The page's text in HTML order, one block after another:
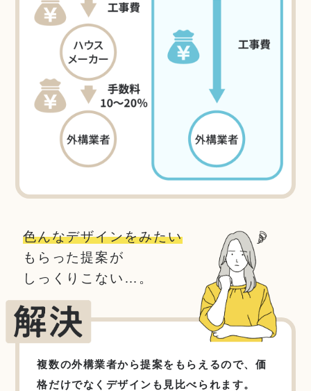
色んなデザインをみたい
もらった提案が
しっくりこない…。
複数の外構業者から提案をもらえるので、価
格だけでなくデザインも見比べられます。